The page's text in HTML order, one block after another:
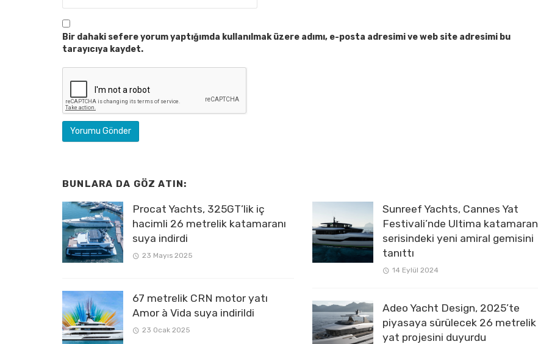
Bir dahaki sefere yorum yaptığımda kullanılmak üzere adımı, e-posta adresimi ve web site adresimi bu
tarayıcıya kaydet.
BUNLARA DA GÖZ ATIN:
Procat Yachts, 325GT’lik iç
hacimli 26 metrelik katamaranı
suya indirdi
23 Mayıs 2025
67 metrelik CRN motor yatı
Amor à Vida suya indirildi
23 Ocak 2025
Sunreef Yachts, Cannes Yat
Festivali’nde Ultima katamaran
serisindeki yeni amiral gemisini
tanıttı
14 Eylül 2024
Adeo Yacht Design, 2025’te
piyasaya sürülecek 26 metrelik
yat projesini duyurdu